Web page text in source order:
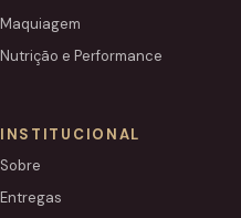
Maquiagem
Nutrição e Performance
INSTITUCIONAL
Sobre
Entregas